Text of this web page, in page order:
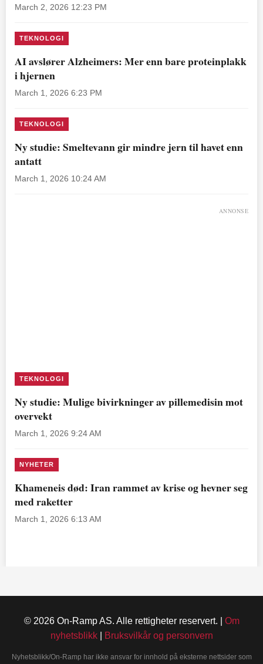
March 2, 2026 12:23 PM
TEKNOLOGI
AI avslører Alzheimers: Mer enn bare proteinplakk
i hjernen
March 1, 2026 6:23 PM
TEKNOLOGI
Ny studie: Smeltevann gir mindre jern til havet enn
antatt
March 1, 2026 10:24 AM
ANNONSE
TEKNOLOGI
Ny studie: Mulige bivirkninger av pillemedisin mot
overvekt
March 1, 2026 9:24 AM
NYHETER
Khameneis død: Iran rammet av krise og hevner seg
med raketter
March 1, 2026 6:13 AM
© 2026 On-Ramp AS. Alle rettigheter reservert. | Om
nyhetsblikk| Bruksvilkår og personvern
Nyhetsblikk/On-Ramp har ikke ansvar for innhold på eksterne nettsider som